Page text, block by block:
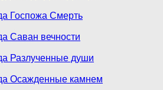
Госпожа Смерть
Саван вечности
Разлученные души
Осажденные камнем